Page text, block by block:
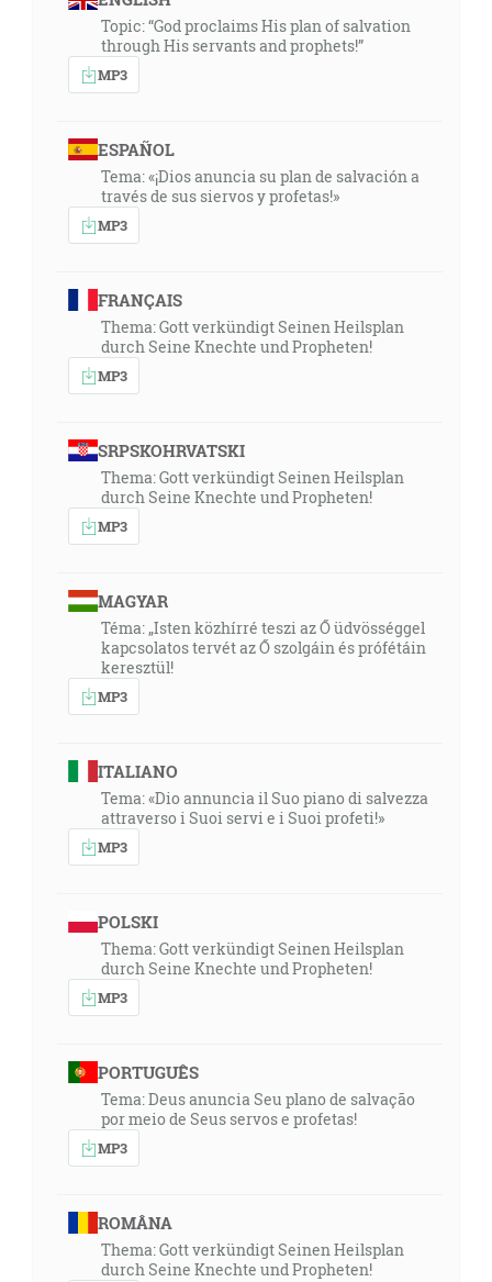
Topic: “God proclaims His plan of salvation
through His servants and prophets!”
MP3
ESPAÑOL
Tema: «¡Dios anuncia su plan de salvación a
través de sus siervos y profetas!»
MP3
FRANÇAIS
Thema: Gott verkündigt Seinen Heilsplan
durch Seine Knechte und Propheten!
MP3
SRPSKOHRVATSKI
Thema: Gott verkündigt Seinen Heilsplan
durch Seine Knechte und Propheten!
MP3
MAGYAR
Téma: „Isten közhírré teszi az Ő üdvösséggel
kapcsolatos tervét az Ő szolgáin és prófétáin
keresztül!
MP3
ITALIANO
Tema: «Dio annuncia il Suo piano di salvezza
attraverso i Suoi servi e i Suoi profeti!»
MP3
POLSKI
Thema: Gott verkündigt Seinen Heilsplan
durch Seine Knechte und Propheten!
MP3
PORTUGUÊS
Tema: Deus anuncia Seu plano de salvação
por meio de Seus servos e profetas!
MP3
ROMÂNA
Thema: Gott verkündigt Seinen Heilsplan
durch Seine Knechte und Propheten!